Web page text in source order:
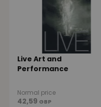
Live Art and
Performance
Normal price
42,59 GBP